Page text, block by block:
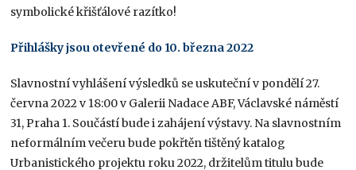
symbolické křišťálové razítko!
Přihlášky jsou otevřené do 10. března 2022
Slavnostní vyhlášení výsledků se uskuteční v pondělí 27.
června 2022 v 18:00 v Galerii Nadace ABF, Václavské náměstí
31, Praha 1. Součástí bude i zahájení výstavy. Na slavnostním
neformálním večeru bude pokřtěn tištěný katalog
Urbanistického projektu roku 2022, držitelům titulu bude